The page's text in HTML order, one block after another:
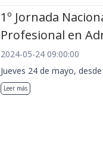
1º Jornada
Profesional en
2024-05-24 09:00:00
Jueves 24 de mayo,
Leer más